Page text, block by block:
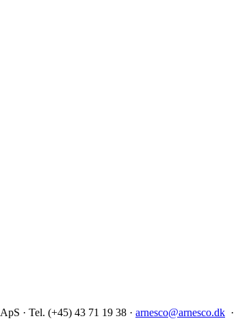
· Tel. (+45) 43 71 19 38 · arnesco@arnesco.dk ·